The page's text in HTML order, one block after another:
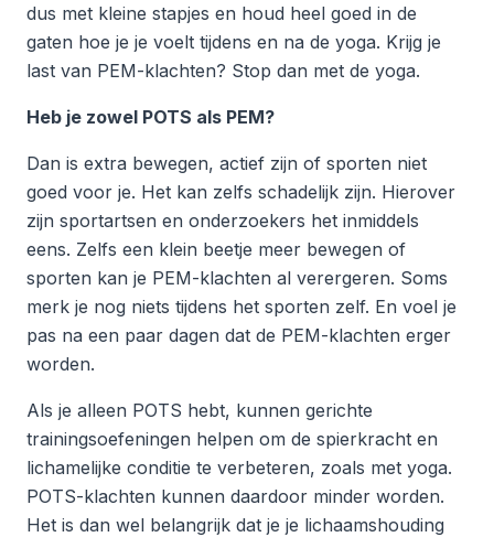
dus met kleine stapjes en houd heel goed in de
gaten hoe je je voelt tijdens en na de yoga. Krijg je
last van PEM-klachten? Stop dan met de yoga.
Heb je zowel POTS als PEM?
Dan is extra bewegen, actief zijn of sporten niet
goed voor je. Het kan zelfs schadelijk zijn. Hierover
zijn sportartsen en onderzoekers het inmiddels
eens. Zelfs een klein beetje meer bewegen of
sporten kan je PEM-klachten al verergeren. Soms
merk je nog niets tijdens het sporten zelf. En voel je
pas na een paar dagen dat de PEM-klachten erger
worden.
Als je alleen POTS hebt, kunnen gerichte
trainingsoefeningen helpen om de spierkracht en
lichamelijke conditie te verbeteren, zoals met yoga.
POTS-klachten kunnen daardoor minder worden.
Het is dan wel belangrijk dat je je lichaamshouding